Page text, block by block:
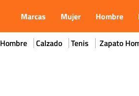
Marcas Mujer Hombre
Hombre Calzado Tenis Zapato